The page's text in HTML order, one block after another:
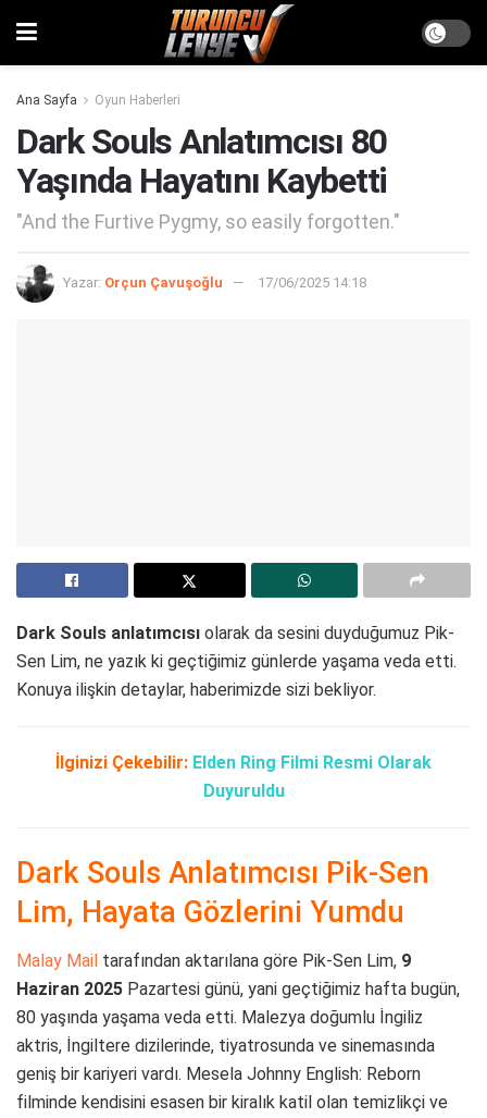
Ana Sayfa Oyun Haberleri
Dark Souls Anlatımcısı 80
Yaşında Hayatını Kaybetti
"And the Furtive Pygmy, so easily forgotten."
Yazar: Orçun Çavuşoğlu 17/06/2025 14:18
Dark Souls anlatımcısı olarak da sesini duyduğumuz Pik-
Sen Lim, ne yazık ki geçtiğimiz günlerde yaşama veda etti.
Konuya ilişkin detaylar, haberimizde sizi bekliyor.
İlginizi Çekebilir: Elden Ring Filmi Resmi Olarak
Duyuruldu
Dark Souls Anlatımcısı Pik-Sen
Lim, Hayata Gözlerini Yumdu
Malay Mail tarafından aktarılana göre Pik-Sen Lim, 9
Haziran 2025 Pazartesi günü, yani geçtiğimiz hafta bugün,
80 yaşında yaşama veda etti. Malezya doğumlu İngiliz
aktris, İngiltere dizilerinde, tiyatrosunda ve sinemasında
geniş bir kariyeri vardı. Mesela Johnny English: Reborn
filminde kendisini esasen bir kiralık katil olan temizlikçi ve